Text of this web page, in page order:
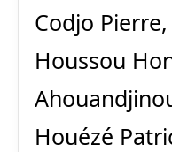
Codjo
Houssou
Houézé